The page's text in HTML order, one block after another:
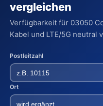
vergleichen
Verfügbarkeit für 03050
Kabel und LTE/5G neutral
Postleitzahl
Ort